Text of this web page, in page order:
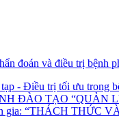
đoán và điều trị bệnh
- Điều trị tối ưu trong
ĐÀO TẠO “QUẢN
gia: “THÁCH